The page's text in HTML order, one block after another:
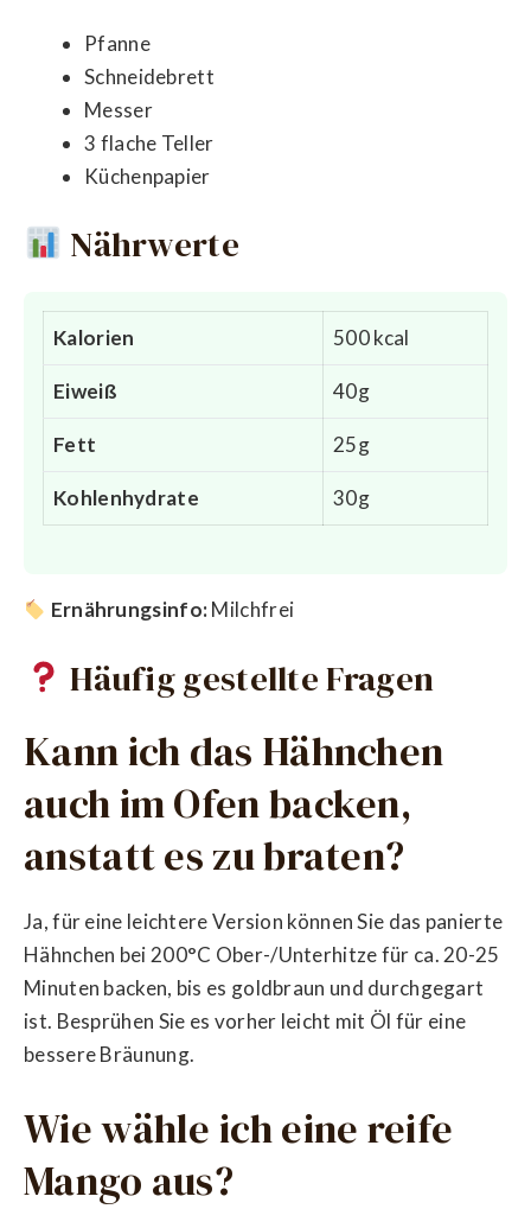
Pfanne
Schneidebrett
Messer
3 flache Teller
Küchenpapier
Nährwerte
Kalorien 500 kcal
Eiweiß 40g
Fett 25g
Kohlenhydrate 30g
Ernährungsinfo:Milchfrei
Häufig gestellte Fragen
Kann ich das Hähnchen
auch im Ofen backen,
anstatt es zu braten?
Ja, für eine leichtere Version können Sie das panierte
Hähnchen bei 200°C Ober-/Unterhitze für ca. 20-25
Minuten backen, bis es goldbraun und durchgegart
ist. Besprühen Sie es vorher leicht mit Öl für eine
bessere Bräunung.
Wie wähle ich eine reife
Mango aus?